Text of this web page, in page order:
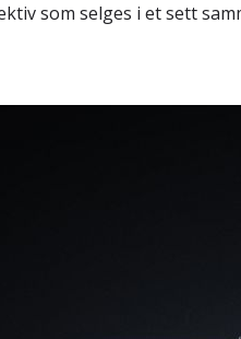
som selges i et sett